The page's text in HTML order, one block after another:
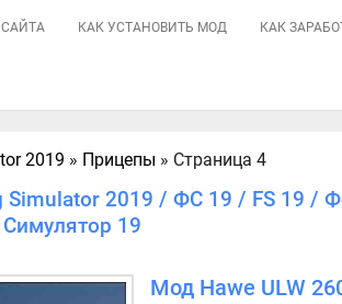
САЙТА КАК УСТАНОВИТЬ МОД КАК
2019 » Прицепы » Страница 4
2019 / ФС 19 / FS 19 /
Симулятор 19
Мод Hawe ULW